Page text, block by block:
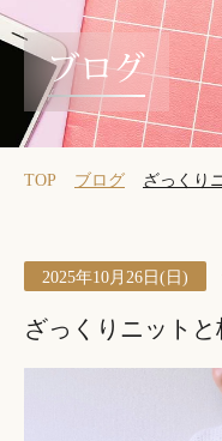
ブログ
TOP ブログ ざっくり
2025年10月26日(日)
ざっくりニット